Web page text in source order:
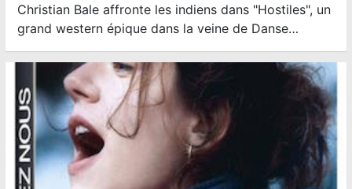
Christian Bale affronte les indiens dans "Hostiles", un
grand western épique dans la veine de Danse…